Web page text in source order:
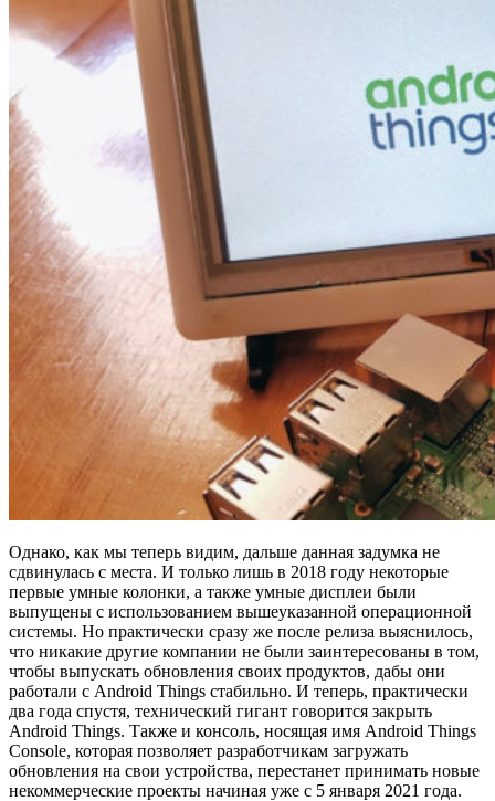
Однако, как мы теперь видим, дальше данная задумка не
сдвинулась с места. И только лишь в 2018 году некоторые
первые умные колонки, а также умные дисплеи были
выпущены с использованием вышеуказанной операционной
системы. Но практически сразу же после релиза выяснилось,
что никакие другие компании не были заинтересованы в том,
чтобы выпускать обновления своих продуктов, дабы они
работали с Android Things стабильно. И теперь, практически
два года спустя, технический гигант говорится закрыть
Android Things. Также и консоль, носящая имя Android Things
Console, которая позволяет разработчикам загружать
обновления на свои устройства, перестанет принимать новые
некоммерческие проекты начиная уже с 5 января 2021 года.